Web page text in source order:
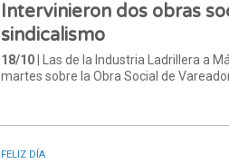
Intervinieron dos obras
sindicalismo
18/10 | Las de la Industria Ladrillera a
martes sobre la Obra Social de
FELIZ DÍA